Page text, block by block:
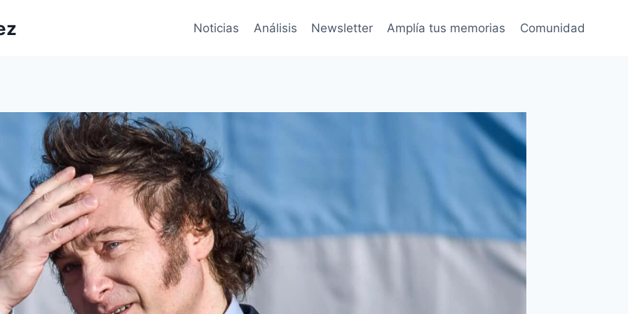
Noticias Análisis Newsletter Amplía tus memorias Comunidad